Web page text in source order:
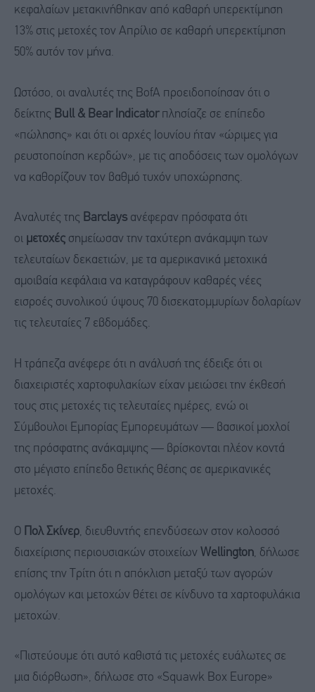
κεφαλαίων μετακινήθηκαν από καθαρή υπερεκτίμηση
13% στις μετοχές τον Απρίλιο σε καθαρή υπερεκτίμηση
50% αυτόν τον μήνα.
Ωστόσο, οι αναλυτές της BofA προειδοποίησαν ότι ο
δείκτης Bull & Bear Indicatorπλησίαζε σε επίπεδο
«πώλησης» και ότι οι αρχές Ιουνίου ήταν «ώριμες για
ρευστοποίηση κερδών», με τις αποδόσεις των ομολόγων
να καθορίζουν τον βαθμό τυχόν υποχώρησης.
Aναλυτές της Barclays ανέφεραν πρόσφατα ότι
οι μετοχές σημείωσαν την ταχύτερη ανάκαμψη των
τελευταίων δεκαετιών, με τα αμερικανικά μετοχικά
αμοιβαία κεφάλαια να καταγράφουν καθαρές νέες
εισροές συνολικού ύψους 70 δισεκατομμυρίων δολαρίων
τις τελευταίες 7 εβδομάδες.
Η τράπεζα ανέφερε ότι η ανάλυσή της έδειξε ότι οι
διαχειριστές χαρτοφυλακίων είχαν μειώσει την έκθεσή
τους στις μετοχές τις τελευταίες ημέρες, ενώ οι
Σύμβουλοι Εμπορίας Εμπορευμάτων — βασικοί μοχλοί
της πρόσφατης ανάκαμψης — βρίσκονται πλέον κοντά
στο μέγιστο επίπεδο θετικής θέσης σε αμερικανικές
μετοχές.
Ο Πολ Σκίνερ, διευθυντής επενδύσεων στον κολοσσό
διαχείρισης περιουσιακών στοιχείων Wellington, δήλωσε
επίσης την Τρίτη ότι η απόκλιση μεταξύ των αγορών
ομολόγων και μετοχών θέτει σε κίνδυνο τα χαρτοφυλάκια
μετοχών.
«Πιστεύουμε ότι αυτό καθιστά τις μετοχές ευάλωτες σε
μια διόρθωση», δήλωσε στο «Squawk Box Europe»